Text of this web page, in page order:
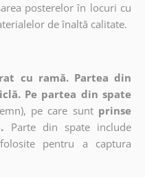
posterelor în locuri cu
de înaltă calitate.
cu ramă. Partea din
Pe partea din spate
pe care sunt prinse
Parte din spate include
pentru a captura